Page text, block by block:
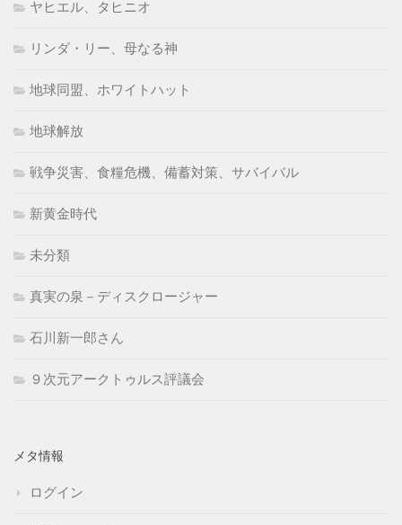
ヤヒエル、タヒニオ
リンダ・リー、母なる神
地球同盟、ホワイトハット
地球解放
戦争災害、食糧危機、備蓄対策、サバイバル
新黄金時代
未分類
真実の泉－ディスクロージャー
石川新一郎さん
９次元アークトゥルス評議会
メタ情報
ログイン